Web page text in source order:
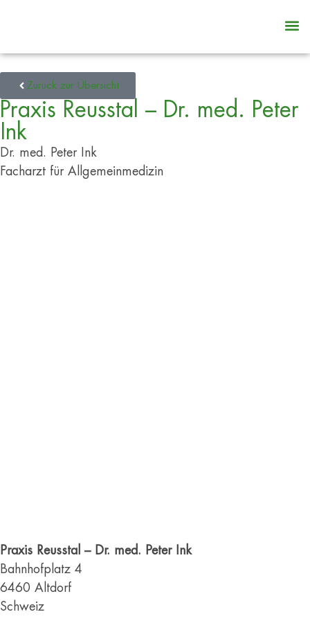
Zurück zur Übersicht
Praxis Reusstal – Dr. med. Peter
Ink
Dr. med. Peter Ink
Facharzt für Allgemeinmedizin
Praxis Reusstal – Dr. med. Peter Ink
Bahnhofplatz 4
6460 Altdorf
Schweiz